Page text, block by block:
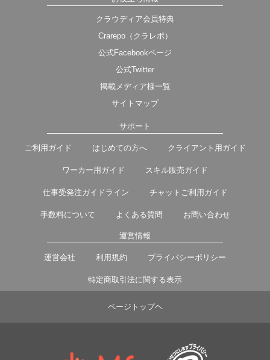
クラウディア会員特典
Crarepo（クラレポ）
公式Facebookページ
公式Twitter
掲載メディア様一覧
サイトマップ
サポート
ご利用ガイド はじめての方へ クライアント用ガイド
ワーカー用ガイド スキル販売ガイド
仕事受発注ガイドライン チャットご利用ガイド
手数料について よくある質問 お問い合わせ
運営情報
運営会社 利用規約 プライバシーポリシー
特定商取引法に関する表示
ページトップヘ